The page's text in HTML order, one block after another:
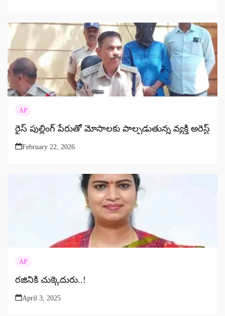
AP
రైస్ పుల్లింగ్ పేరుతో మోసాలకు పాల్పడుతున్న వ్యక్తి అరెస్ట్
February 22, 2026
AP
రజినికి చుక్కెదురు..!
April 3, 2025